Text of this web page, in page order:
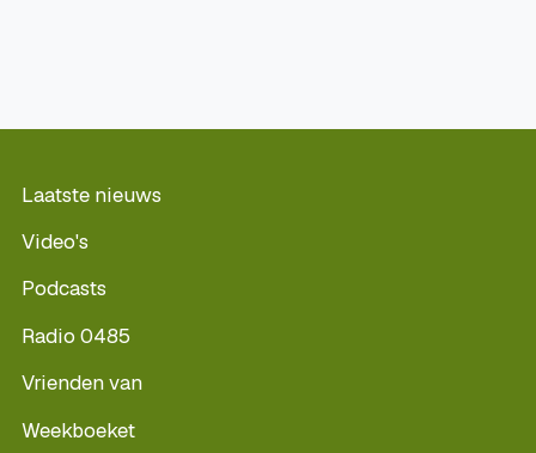
Laatste nieuws
Video's
Podcasts
Radio 0485
Vrienden van
Weekboeket